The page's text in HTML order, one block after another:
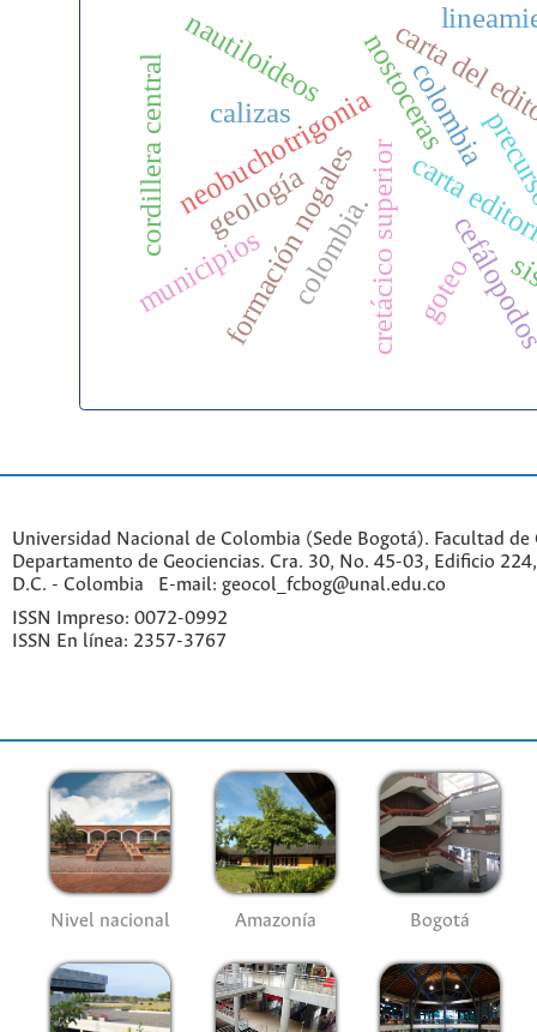
carta
formación nogalescretácico superior
nostoceras
neobuchotrigonia
cordillera central colombia
carta del
nautiloideos
calizas
goteo
geología
municipios colombia.
Universidad Nacional de Colombia (Sede Bogotá). Facultad de
Departamento de Geociencias. Cra. 30, No. 45-03, Edificio
D.C. - Colombia E-mail: geocol_fcbog@unal.edu.co
ISSN Impreso: 0072-0992
ISSN En línea: 2357-3767
Nivel nacional Amazonía Bogotá